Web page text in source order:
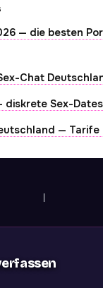
— die besten
Chat
diskrete Sex-Dates
— Tarife